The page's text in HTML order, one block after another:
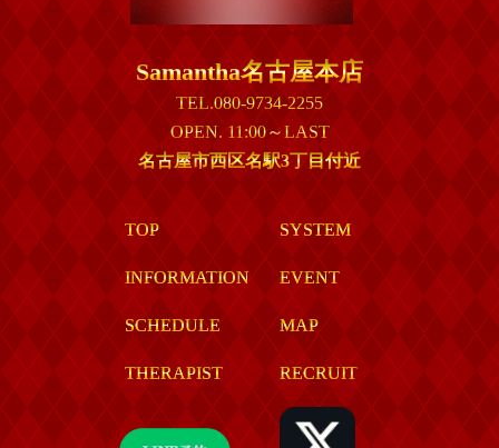
Samantha名古屋本店
TEL.080-9734-2255
OPEN. 11:00～LAST
名古屋市西区名駅3丁目付近
TOP SYSTEM
INFORMATION EVENT
SCHEDULE MAP
THERAPIST RECRUIT